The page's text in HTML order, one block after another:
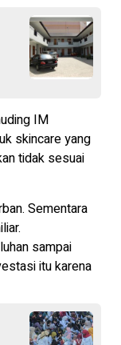
IM
skincare yang
tidak sesuai
Sementara
sampai
itu karena